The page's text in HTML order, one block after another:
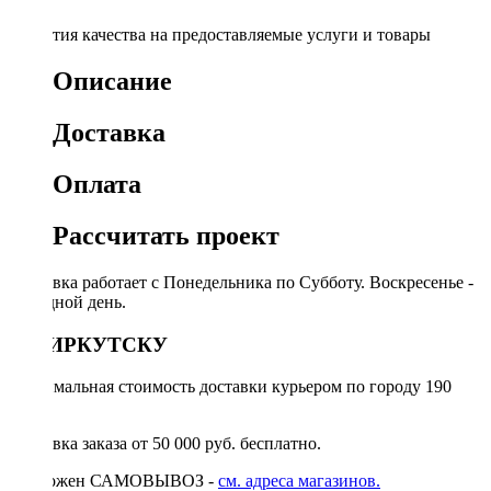
Гарантия качества на предоставляемые услуги и товары
Описание
Доставка
Оплата
Рассчитать проект
Доставка работает с Понедельника по Субботу. Воскресенье -
выходной день.
ПО ИРКУТСКУ
Минимальная стоимость доставки курьером по городу 190
Доставка заказа от 50 000 руб. бесплатно.
Возможен САМОВЫВОЗ - см. адреса магазинов.